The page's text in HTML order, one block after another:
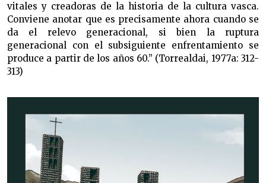
vitales y creadoras de la historia de la cultura vasca.
Conviene anotar que es precisamente ahora cuando se
da el relevo generacional, si bien la ruptura
generacional con el subsiguiente enfrentamiento se
produce a partir de los años 60.” (Torrealdai, 1977a: 312-
313)